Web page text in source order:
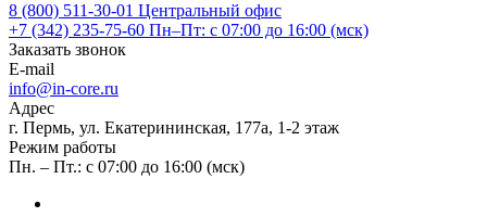
8 (800) 511-30-01 Центральный офис
+7 (342) 235-75-60 Пн–Пт: с 07:00 до 16:00 (мск)
Заказать звонок
E-mail
info@in-core.ru
Адрес
г. Пермь, ул. ​Екатерининская, 177а, ​1-2 этаж
Режим работы
Пн. – Пт.: с 07:00 до 16:00 (мск)